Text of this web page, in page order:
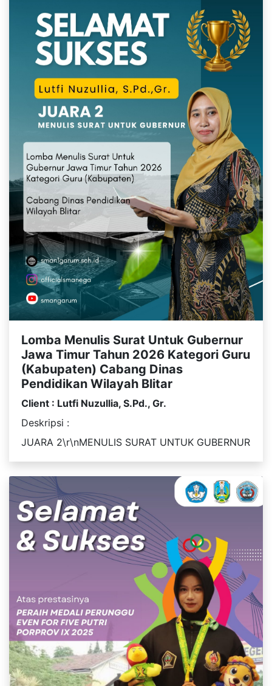
Lomba Menulis Surat Untuk Gubernur
Jawa Timur Tahun 2026 Kategori Guru
(Kabupaten) Cabang Dinas
Pendidikan Wilayah Blitar
Client : Lutfi Nuzullia, S.Pd., Gr.
Deskripsi :
JUARA 2\r\nMENULIS SURAT UNTUK GUBERNUR